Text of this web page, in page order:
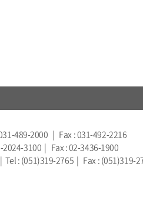
489-2000 | Fax : 031-492-2216
2024-3100 | Fax : 02-3436-1900
| Tel : (051)319-2765 | Fax : (051)319-